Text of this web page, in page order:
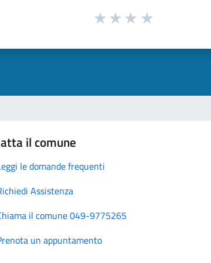
il comune
le domande frequenti
Assistenza
il comune 049-9775265
un appuntamento